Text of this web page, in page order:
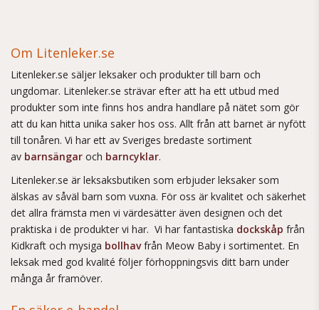
Om Litenleker.se
Litenleker.se säljer leksaker och produkter till barn och
ungdomar. Litenleker.se strävar efter att ha ett utbud med
produkter som inte finns hos andra handlare på nätet som gör
att du kan hitta unika saker hos oss. Allt från att barnet är nyfött
till tonåren. Vi har ett av Sveriges bredaste sortiment
av barnsängar och barncyklar.
Litenleker.se är leksaksbutiken som erbjuder leksaker som
älskas av såväl barn som vuxna. För oss är kvalitet och säkerhet
det allra främsta men vi värdesätter även designen och det
praktiska i de produkter vi har. Vi har fantastiska dockskåp från
Kidkraft och mysiga bollhavfrån Meow Baby i sortimentet. En
leksak med god kvalité följer förhoppningsvis ditt barn under
många år framöver.